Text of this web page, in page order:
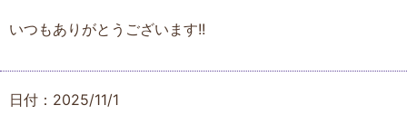
いつもありがとうございます!!
日付：2025/11/1